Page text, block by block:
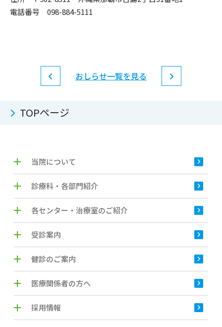
電話番号 098-884-5111
おしらせ一覧を見る
TOPページ
当院について
診療科・各部門紹介
各センター・治療室のご紹介
受診案内
健診のご案内
医療関係者の方へ
採用情報